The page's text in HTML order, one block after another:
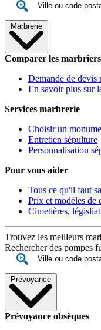
Marbrerie
Comparer les marbriers
Demande de devis
En savoir plus sur
Services marbrerie
Choisir un
Entretien sépulture
Personnalisation
Pour vous aider
Tous ce qu'il faut
Prix et modèles de
Cimetières,
Trouvez les meilleurs
Rechercher des pompes
Prévoyance
Prévoyance obsèques